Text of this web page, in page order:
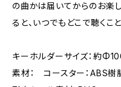
の曲かは届いてからのお楽
ると、いつでもどこで聴くこ
キーホルダーサイズ：約
素材： コースター：ABS樹